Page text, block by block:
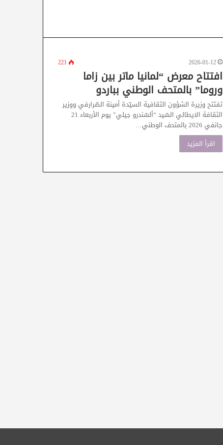
2026-01-12
221
افتتاح معرض “لمانيا ماتر بين زاما
وروما” بالمتحف الوطني بباردو
تفتتح وزيرة الشؤون الثقافية السيّدة أمينة الصّرارفي ووزير
الثقافة الايطالي السّيد “ألسّندرو جيلي” يوم الأربعاء 21
جانفي 2026 بالمتحف الوطني…
اقرأ المزيد